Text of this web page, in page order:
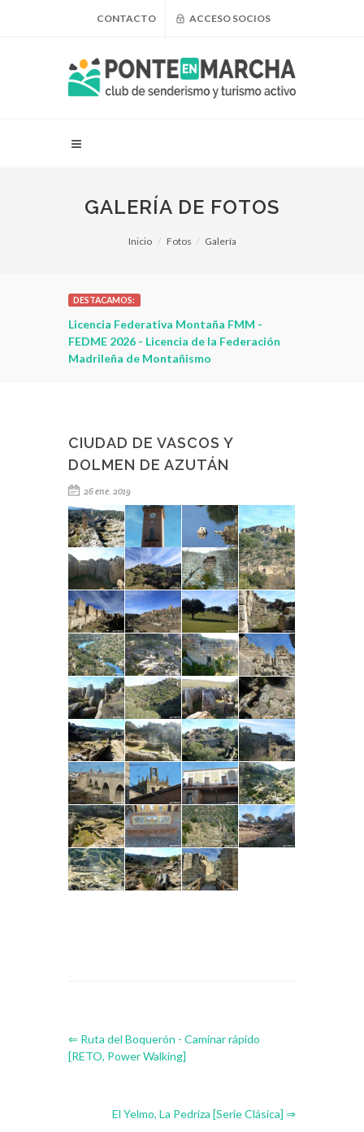
CONTACTO ACCESO SOCIOS
GALERÍA DE FOTOS
Inicio Fotos Galería
DESTACAMOS:
Licencia Federativa Montaña FMM -
FEDME 2026 - Licencia de la Federación
Madrileña de Montañismo
CIUDAD DE VASCOS Y
DOLMEN DE AZUTÁN
26 ene. 2019
⇐ Ruta del Boquerón - Caminar rápido
[RETO, Power Walking]
El Yelmo, La Pedriza [Serie Clásica] ⇒